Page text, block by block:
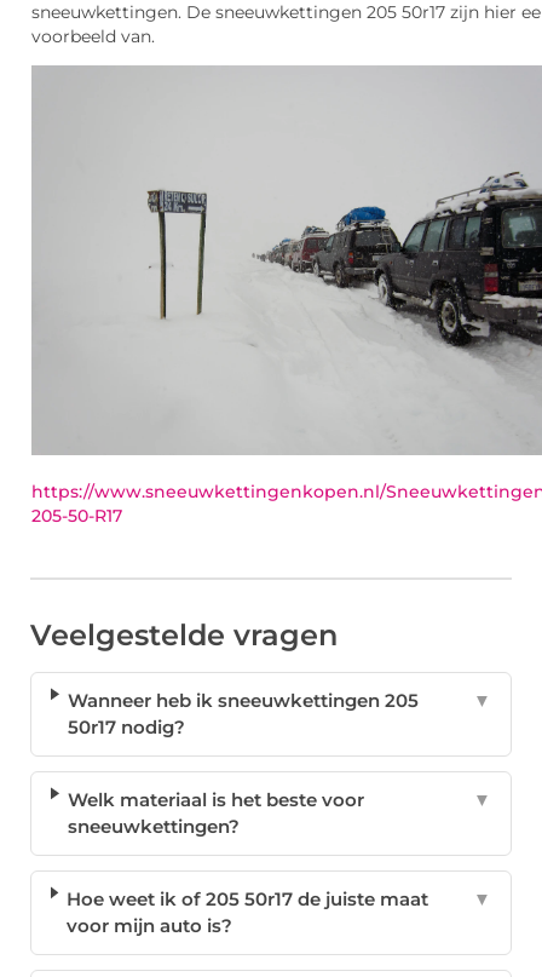
sneeuwkettingen. De sneeuwkettingen 205 50r17 zijn hier
voorbeeld van.
https://www.sneeuwkettingenkopen.nl/
205-50-R17
Veelgestelde vragen
Wanneer heb ik sneeuwkettingen 205
50r17 nodig?
▼
Welk materiaal is het beste voor
sneeuwkettingen?
▼
Hoe weet ik of 205 50r17 de juiste maat
voor mijn auto is?
▼